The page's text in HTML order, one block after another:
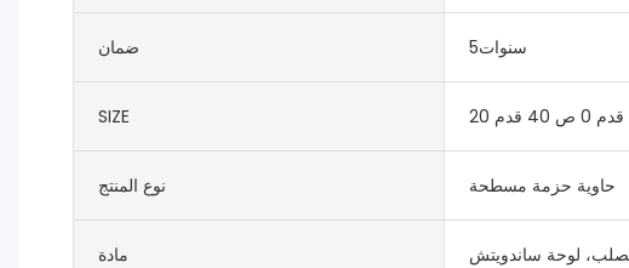
ضمان سنوات5
SIZE 20 قدم 0 ص 40 قدم
نوع المنتج حاوية حزمة مسطحة
مادة لوحة ساندويتش